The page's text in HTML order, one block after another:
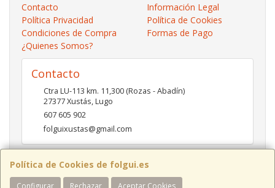
Política de Cookies de folgui.es
Configurar Rechazar Aceptar Cookies
Contacto
Información Legal
Política Privacidad
Política de Cookies
Condiciones de Compra
Formas de Pago
¿Quienes Somos?
Contacto
Ctra LU-113 km. 11,300 (Rozas - Abadín)
27377Xustás,Lugo
607 605 902
folguixustas@gmail.com
Horario